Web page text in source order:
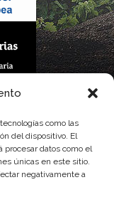
como las
del dispositivo. El
datos como el
únicas en este sitio.
negativamente a
Regulador es financiada,
del Instituto Canario de